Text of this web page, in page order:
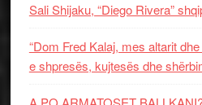
Sali Shijaku, “Diego Rivera”
“Dom Fred Kalaj, mes altarit
e shpresës, kujtesës dhe